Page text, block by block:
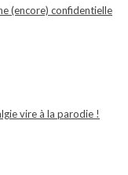
(encore) confidentielle
vire à la parodie !